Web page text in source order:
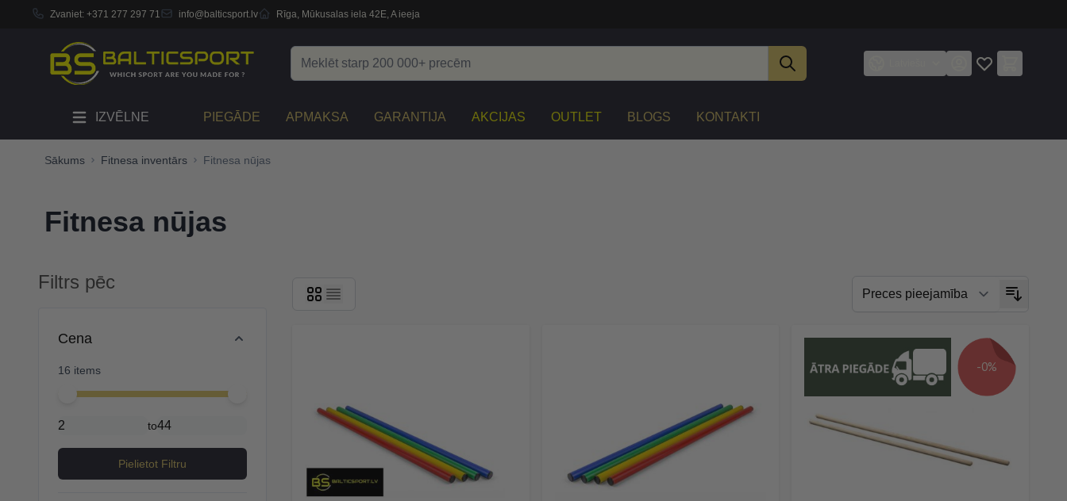
Zvaniet: +371 277 297 71 info@balticsport.lv Rīga, Mūkusalas iela 42E, A ieeja
IZVĒLNE PIEGĀDE APMAKSA GARANTIJA AKCIJAS OUTLET BLOGS KONTAKTI
Sākums Fitnesa inventārs Fitnesa nūjas
Fitnesa nūjas
Filtrs pēc
Cena
16 items
Minimal price
Maximum price
to
Pielietot Filtru
-0%